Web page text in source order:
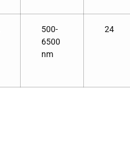
500-
6500
nm
24